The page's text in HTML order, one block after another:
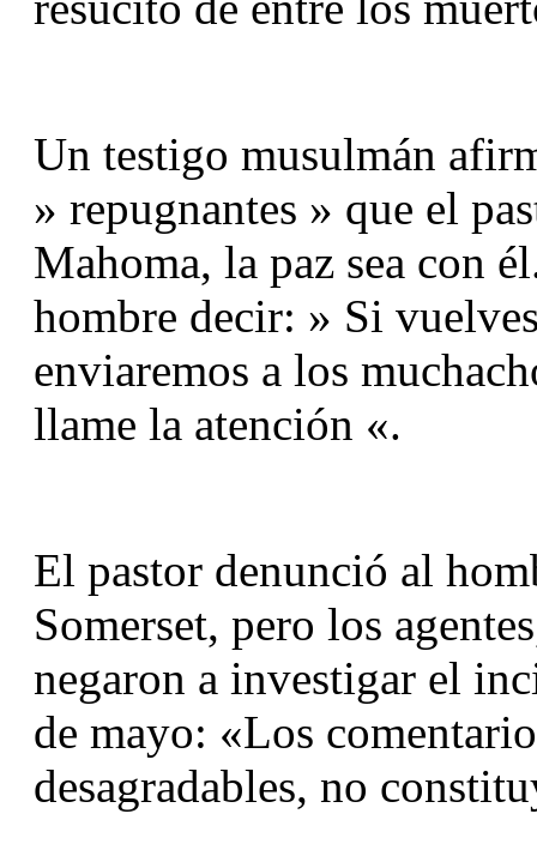
Un testigo musulmán
» repugnantes » que el
Mahoma, la paz sea con
hombre decir: » Si
enviaremos a los
llame la atención «.
El pastor denunció al
Somerset, pero los
negaron a investigar el
de mayo: «Los
desagradables, no